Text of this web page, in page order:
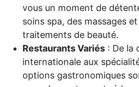
vous un moment de
soins spa, des massages
traitements de beauté.
Restaurants Variés: De la
internationale aux
options gastronomiques